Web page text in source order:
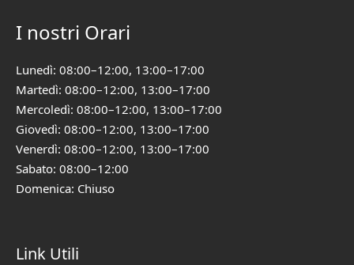
I nostri Orari
Lunedì: 08:00–12:00, 13:00–17:00
Martedì: 08:00–12:00, 13:00–17:00
Mercoledì: 08:00–12:00, 13:00–17:00
Giovedì: 08:00–12:00, 13:00–17:00
Venerdì: 08:00–12:00, 13:00–17:00
Sabato: 08:00–12:00
Domenica: Chiuso
Link Utili